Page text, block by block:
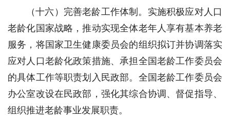
（十六）完善老龄工作体制。实施积极应对人口
老龄化国家战略，推动实现全体老年人享有基本养老
服务，将国家卫生健康委员会的组织拟订并协调落实
应对人口老龄化政策措施、承担全国老龄工作委员会
的具体工作等职责划入民政部。全国老龄工作委员会
办公室改设在民政部，强化其综合协调、督促指导、
组织推进老龄事业发展职责。